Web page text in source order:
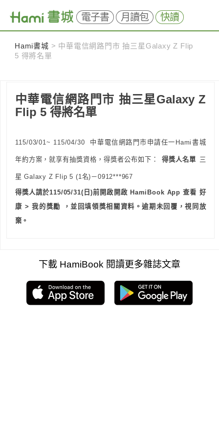
電子書 月讀包 快讀
content
Hami書城 > 中華電信網路門市 抽三星Galaxy Z Flip
5 得將名單
中華電信網路門市 抽三星Galaxy Z
Flip 5 得將名單
115/03/01~ 115/04/30 中華電信網路門市申請任一Hami書城
年約方案，就享有抽獎資格，得獎者公布如下： 得獎人名單 三
星 Galaxy Z Flip 5 (1名)－0912***967
得獎人請於115/05/31(日)前開啟開啟 HamiBook App 查看 好
康 > 我的獎勵 ，並回填領獎相關資料 。逾期未回覆，視同放
棄。
下載 HamiBook 閱讀更多雜誌文章